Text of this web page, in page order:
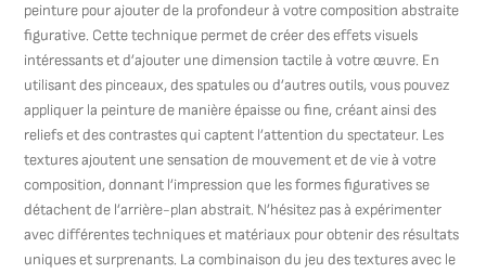
peinture pour ajouter de la profondeur à votre composition abstraite
figurative. Cette technique permet de créer des effets visuels
intéressants et d’ajouter une dimension tactile à votre œuvre. En
utilisant des pinceaux, des spatules ou d’autres outils, vous pouvez
appliquer la peinture de manière épaisse ou fine, créant ainsi des
reliefs et des contrastes qui captent l’attention du spectateur. Les
textures ajoutent une sensation de mouvement et de vie à votre
composition, donnant l’impression que les formes figuratives se
détachent de l’arrière-plan abstrait. N’hésitez pas à expérimenter
avec différentes techniques et matériaux pour obtenir des résultats
uniques et surprenants. La combinaison du jeu des textures avec le